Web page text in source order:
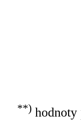
**)hodnoty